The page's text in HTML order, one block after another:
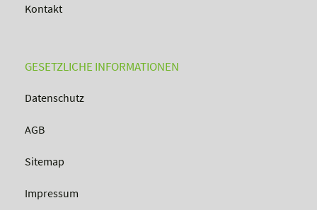
Kontakt
GESETZLICHE INFORMATIONEN
Datenschutz
AGB
Sitemap
Impressum